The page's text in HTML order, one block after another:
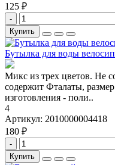
125 ₽
-
Купить
Бутылка для воды
Микс из трех цветов. Не
содержит Фталаты,
изготовления - поли..
4
Артикул: 2010000004418
180 ₽
-
Купить